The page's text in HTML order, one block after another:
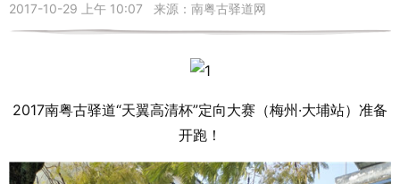
2017-10-29 上午 10:07 来源：南粤古驿道网
2017南粤古驿道“天翼高清杯”定向大赛（梅州·大埔站）准备
开跑！